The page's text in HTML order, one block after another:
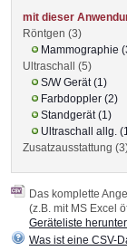
mit dieser
Röntgen (3)
Mammographie
Ultraschall (5)
S/W Gerät (1)
Farbdoppler (2)
Standgerät (1)
Ultraschall allg.
Zusatzausstattung
Das komplette
(z.B. mit MS Excel
Geräteliste
Was ist eine CSV-